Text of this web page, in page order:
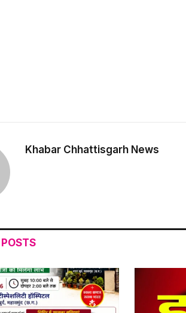
Khabar Chhattisgarh News
POSTS